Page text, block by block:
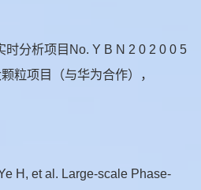
时分析项目No. Y B N 2 0 2 0 0 5
粒项目（与华为合作），
H, et al. Large-scale Phase-